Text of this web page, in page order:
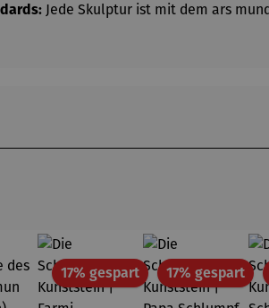
Jede Skulptur ist mit dem ars
17% gespartRabatt17% gespart